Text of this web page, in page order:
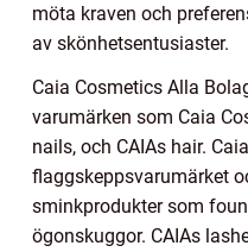
möta kraven och
av skönhetsentusiaster.
Caia Cosmetics Alla
varumärken som Caia
nails, och CAIAs hair.
flaggskeppsvarumärket
sminkprodukter som
ögonskuggor. CAIAs